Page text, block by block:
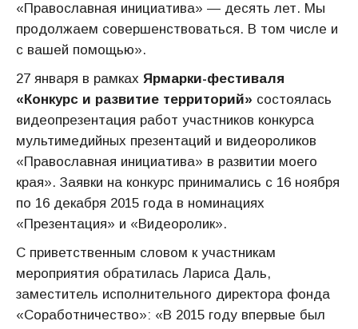
«Православная инициатива» — десять лет. Мы
продолжаем совершенствоваться. В том числе и
с вашей помощью».
27 января в рамках Ярмарки-фестиваля
«Конкурс и развитие территорий» состоялась
видеопрезентация работ участников конкурса
мультимедийных презентаций и видеороликов
«Православная инициатива» в развитии моего
края». Заявки на конкурс принимались с 16 ноября
по 16 декабря 2015 года в номинациях
«Презентация» и «Видеоролик».
С приветственным словом к участникам
мероприятия обратилась Лариса Даль,
заместитель исполнительного директора фонда
«Соработничество»: «В 2015 году впервые был